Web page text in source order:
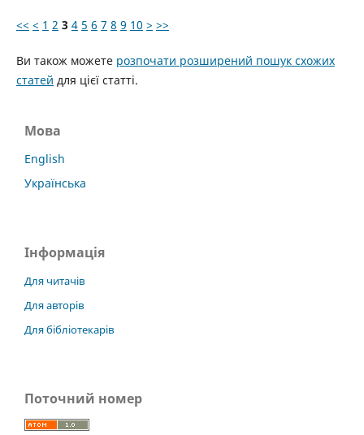
<< < 1 2 3 4 5 6 7 8 9 10 > >>
Ви також можете розпочати розширений пошук схожих
статей для цієї статті.
Мова
English
Українська
Інформація
Для читачів
Для авторів
Для бібліотекарів
Поточний номер